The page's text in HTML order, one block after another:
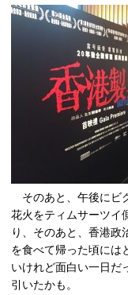
そのあと、午後にビ
花火をティムサーツイ
り、そのあと、香港政
を食べて帰った頃には
いけれど面白い一日だ
引いたかも。